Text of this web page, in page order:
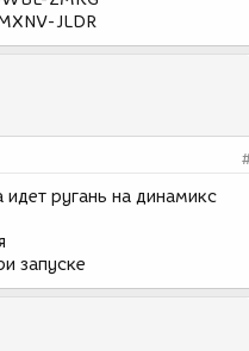
JLDR
ругань на динамикс
запуске